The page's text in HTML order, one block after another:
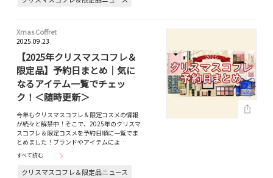
Xmas Coffret
2025.09.23
【2025年クリスマスコフレ＆
限定品】予約日まとめ｜気に
なるアイテム一覧でチェッ
ク！＜随時更新＞
今年もクリスマスコフレ＆限定コスメの情報
が続々と解禁中！そこで、2025年のクリスマ
スコフレ＆限定コスメを予約日順に一覧でま
とめました！ブランドやアイテムによ…
すべて読む
クリスマスコフレ＆限定品ニュース